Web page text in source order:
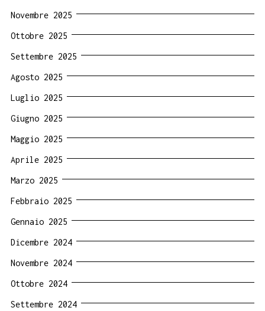
Novembre 2025
Ottobre 2025
Settembre 2025
Agosto 2025
Luglio 2025
Giugno 2025
Maggio 2025
Aprile 2025
Marzo 2025
Febbraio 2025
Gennaio 2025
Dicembre 2024
Novembre 2024
Ottobre 2024
Settembre 2024